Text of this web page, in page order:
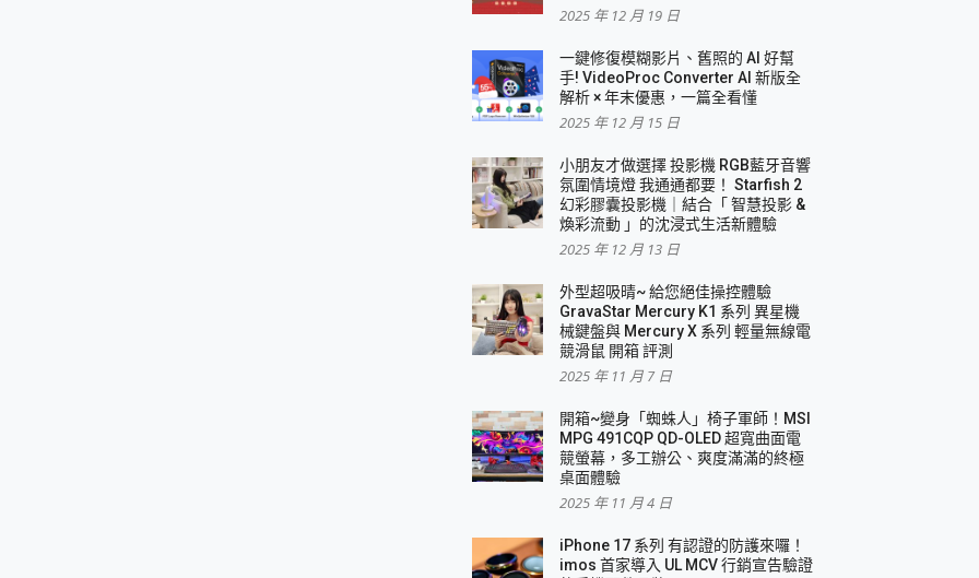
2025 年 12 月 19 日
一鍵修復模糊影片、舊照的 AI 好幫
手! VideoProc Converter AI 新版全
解析 × 年末優惠，一篇全看懂
2025 年 12 月 15 日
小朋友才做選擇 投影機 RGB藍牙音響
氛圍情境燈 我通通都要！ Starfish 2
幻彩膠囊投影機｜結合「 智慧投影 &
煥彩流動 」的沈浸式生活新體驗
2025 年 12 月 13 日
外型超吸晴~ 給您絕佳操控體驗
GravaStar Mercury K1 系列 異星機
械鍵盤與 Mercury X 系列 輕量無線電
競滑鼠 開箱 評測
2025 年 11 月 7 日
開箱~變身「蜘蛛人」椅子軍師！MSI
MPG 491CQP QD-OLED 超寬曲面電
競螢幕，多工辦公、爽度滿滿的終極
桌面體驗
2025 年 11 月 4 日
iPhone 17 系列 有認證的防護來囉！
imos 首家導入 UL MCV 行銷宣告驗證